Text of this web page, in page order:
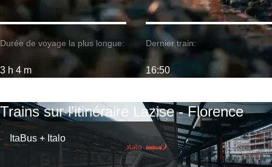
Durée de voyage la plus longue:
3 h 4 m
Dernier train:
16:50
Trains sur l’itinéraire Lazise - Florence
ItaBus + Italo